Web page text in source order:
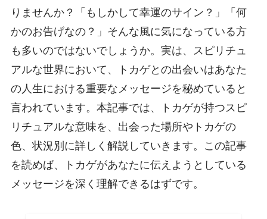
りませんか？「もしかして幸運のサイン？」「何
かのお告げなの？」そんな風に気になっている方
も多いのではないでしょうか。実は、スピリチュ
アルな世界において、トカゲとの出会いはあなた
の人生における重要なメッセージを秘めていると
言われています。本記事では、トカゲが持つスピ
リチュアルな意味を、出会った場所やトカゲの
色、状況別に詳しく解説していきます。この記事
を読めば、トカゲがあなたに伝えようとしている
メッセージを深く理解できるはずです。